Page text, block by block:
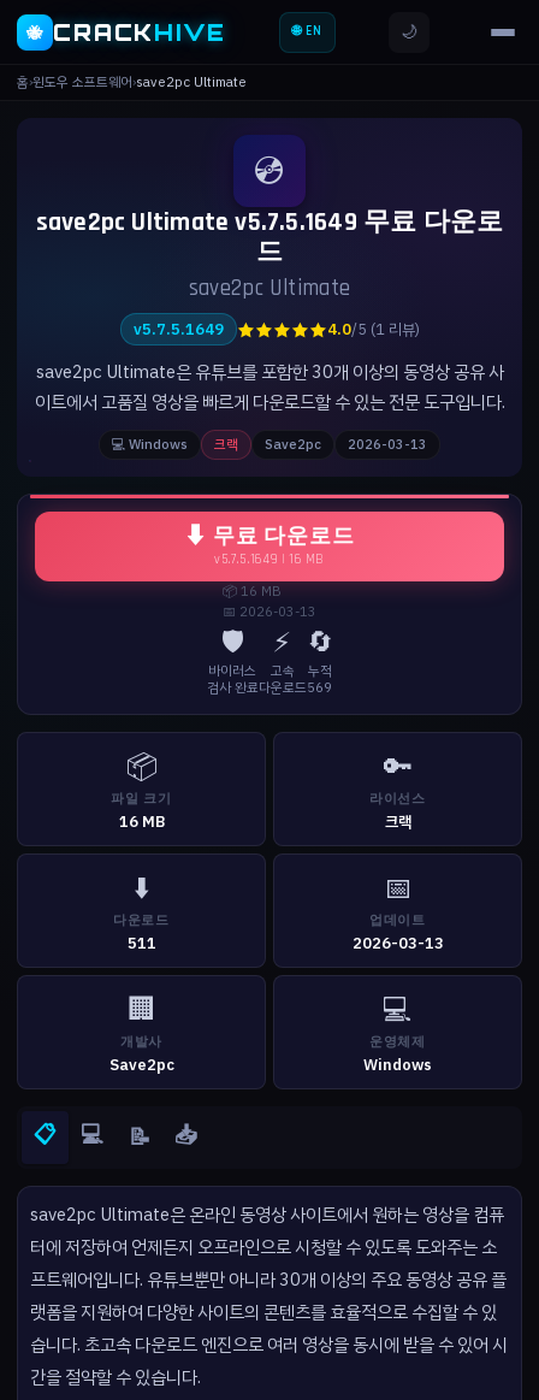
🐝 CRACKHIVE 🌐 EN 🌙
홈›윈도우 소프트웨어›save2pc Ultimate
💿
save2pc Ultimate v5.7.5.1649 무료 다운로
드
save2pc Ultimate
v5.7.5.1649 ★★★★★4.0/5 (1 리뷰)
save2pc Ultimate은 유튜브를 포함한 30개 이상의 동영상 공유 사
이트에서 고품질 영상을 빠르게 다운로드할 수 있는 전문 도구입니다.
💻 Windows 크랙 Save2pc 2026-03-13
⬇ 무료 다운로드
v5.7.5.1649 | 16 MB
📦 16 MB
📅 2026-03-13
🛡️
바이러스
검사 완료
⚡
고속
다운로드
🔄
누적
569
📦
파일 크기
16 MB
🔑
라이선스
크랙
⬇️
다운로드
511
📅
업데이트
2026-03-13
🏢
개발사
Save2pc
💻
운영체제
Windows
📋 💻 📝 📥
save2pc Ultimate은 온라인 동영상 사이트에서 원하는 영상을 컴퓨
터에 저장하여 언제든지 오프라인으로 시청할 수 있도록 도와주는 소
프트웨어입니다. 유튜브뿐만 아니라 30개 이상의 주요 동영상 공유 플
랫폼을 지원하여 다양한 사이트의 콘텐츠를 효율적으로 수집할 수 있
습니다. 초고속 다운로드 엔진으로 여러 영상을 동시에 받을 수 있어 시
간을 절약할 수 있습니다.